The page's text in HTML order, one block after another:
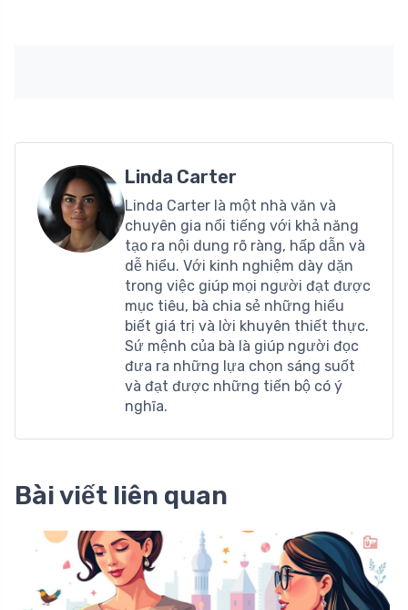
Linda Carter
Linda Carter là một nhà văn và
chuyên gia nổi tiếng với khả năng
tạo ra nội dung rõ ràng, hấp dẫn và
dễ hiểu. Với kinh nghiệm dày dặn
trong việc giúp mọi người đạt được
mục tiêu, bà chia sẻ những hiểu
biết giá trị và lời khuyên thiết thực.
Sứ mệnh của bà là giúp người đọc
đưa ra những lựa chọn sáng suốt
và đạt được những tiến bộ có ý
nghĩa.
Bài viết liên quan